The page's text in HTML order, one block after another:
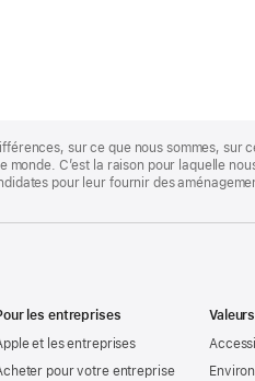
sur ce que nous sommes, sur
C’est la raison pour laquelle
pour leur fournir des
les entreprises
et les entreprises
pour votre entreprise